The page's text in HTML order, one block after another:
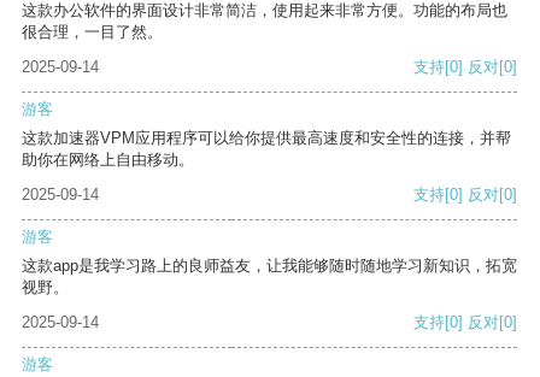
这款办公软件的界面设计非常简洁，使用起来非常方便。功能的布局也
很合理，一目了然。
2025-09-14
支持[0] 反对[0]
游客
这款加速器VPM应用程序可以给你提供最高速度和安全性的连接，并帮
助你在网络上自由移动。
2025-09-14
支持[0] 反对[0]
游客
这款app是我学习路上的良师益友，让我能够随时随地学习新知识，拓宽
视野。
2025-09-14
支持[0] 反对[0]
游客